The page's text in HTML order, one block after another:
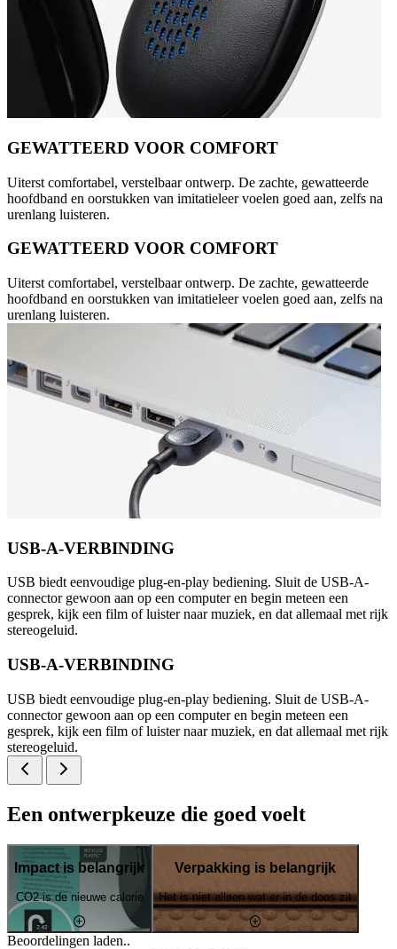
GEWATTEERD VOOR COMFORT
Uiterst comfortabel, verstelbaar ontwerp. De zachte, gewatteerde
hoofdband en oorstukken van imitatieleer voelen goed aan, zelfs na
urenlang luisteren.
GEWATTEERD VOOR COMFORT
Uiterst comfortabel, verstelbaar ontwerp. De zachte, gewatteerde
hoofdband en oorstukken van imitatieleer voelen goed aan, zelfs na
urenlang luisteren.
USB-A-VERBINDING
USB biedt eenvoudige plug-en-play bediening. Sluit de USB-A-
connector gewoon aan op een computer en begin meteen een
gesprek, kijk een film of luister naar muziek, en dat allemaal met rijk
stereogeluid.
USB-A-VERBINDING
USB biedt eenvoudige plug-en-play bediening. Sluit de USB-A-
connector gewoon aan op een computer en begin meteen een
gesprek, kijk een film of luister naar muziek, en dat allemaal met rijk
stereogeluid.
Een ontwerpkeuze die goed voelt
Impact is belangrijk
CO2 is de nieuwe calorie
Verpakking is belangrijk
Het is niet alleen wat er in de doos zit
Beoordelingen laden..